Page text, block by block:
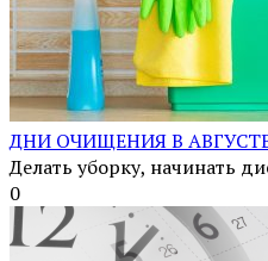
ДНИ ОЧИЩЕНИЯ В АВГУСТЕ
Делать уборку, начинать
0